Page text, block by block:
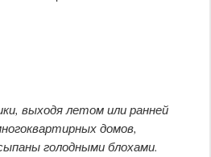
выходя летом или ранней
домов,
голодными блохами.